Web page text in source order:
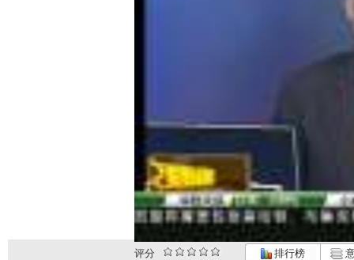
评分 排行榜